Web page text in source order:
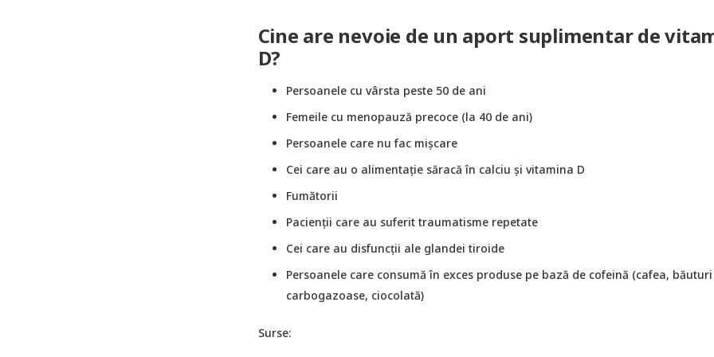
Cine are nevoie de un aport suplimentar de
D?
Persoanele cu vârsta peste 50 de ani
Femeile cu menopauză precoce (la 40 de ani)
Persoanele care nu fac mișcare
Cei care au o alimentație săracă în calciu și vitamina D
Fumătorii
Pacienții care au suferit traumatisme repetate
Cei care au disfuncții ale glandei tiroide
Persoanele care consumă în exces produse pe bază de cofeină (cafea, băuturi
carbogazoase, ciocolată)
Surse: